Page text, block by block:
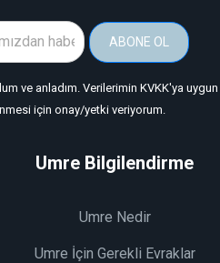
ABONE OL
ve anladım. Verilerimin KVKK'ya uygun
için onay/yetki veriyorum.
Umre Bilgilendirme
Umre Nedir
Umre İçin Gerekli Evraklar